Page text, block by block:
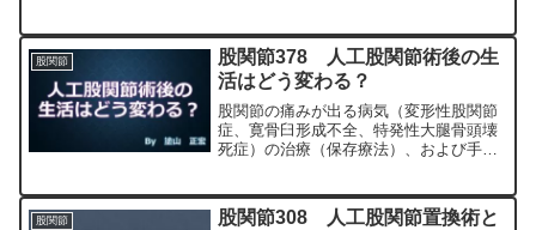
科専門医（人工関節手術を専門）の塗山
正宏が色々と説明します。
股関節
股関節378 人工股関節術後の生
活はどう変わる？
股関節の痛みが出る病気（変形性股関節
症、寛骨臼形成不全、特発性大腿骨頭壊
死症）の治療（保存療法）、および手術
科専門医（人工関節手術を専門）の塗山
正宏が色々と説明します。
股関節
股関節308 人工股関節置換術と